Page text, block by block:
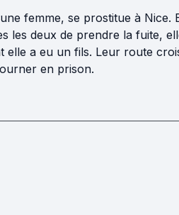
femme, se prostitue à
les deux de prendre la fuite,
elle a eu un fils. Leur route
en prison.